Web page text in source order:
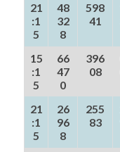
21
:1
5
48
32
8
598
41
15
:1
5
66
47
0
396
08
21
:1
5
26
96
8
255
83